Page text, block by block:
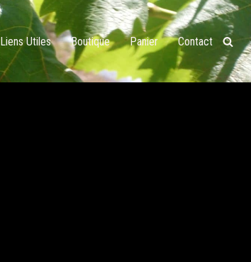
Liens Utiles Boutique Panier Contact